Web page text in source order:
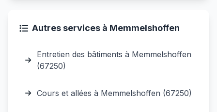
Autres services à Memmelshoffen
Entretien des bâtiments à Memmelshoffen
(67250)
Cours et allées à Memmelshoffen (67250)